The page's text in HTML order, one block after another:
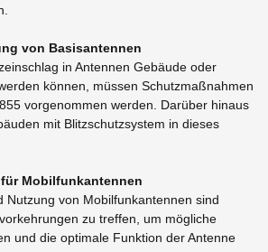
von Basisantennen
in Antennen Gebäude oder
können, müssen Schutzmaßnahmen
vorgenommen werden. Darüber hinaus
mit Blitzschutzsystem in dieses
Mobilfunkantennen
Nutzung von Mobilfunkantennen sind
zu treffen, um mögliche
und die optimale Funktion der Antenne